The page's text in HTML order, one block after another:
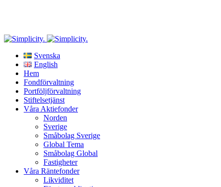
Svenska
English
Hem
Fondförvaltning
Portföljförvaltning
Stiftelsetjänst
Våra Aktiefonder
Norden
Sverige
Småbolag Sverige
Global Tema
Småbolag Global
Fastigheter
Våra Räntefonder
Likviditet